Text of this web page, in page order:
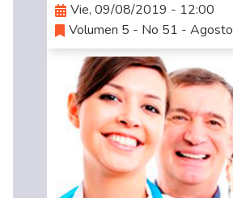
Vie, 09/08/2019 - 12:00
Volumen 5 - No 51 - Agosto